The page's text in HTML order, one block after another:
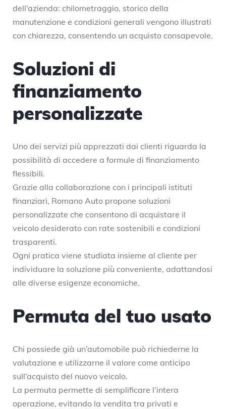
dell’azienda: chilometraggio, storico della
manutenzione e condizioni generali vengono illustrati
con chiarezza, consentendo un acquisto consapevole.
Soluzioni di
finanziamento
personalizzate
Uno dei servizi più apprezzati dai clienti riguarda la
possibilità di accedere a formule di finanziamento
flessibili.
Grazie alla collaborazione con i principali istituti
finanziari, Romano Auto propone soluzioni
personalizzate che consentono di acquistare il
veicolo desiderato con rate sostenibili e condizioni
trasparenti.
Ogni pratica viene studiata insieme al cliente per
individuare la soluzione più conveniente, adattandosi
alle diverse esigenze economiche.
Permuta del tuo usato
Chi possiede già un’automobile può richiederne la
valutazione e utilizzarne il valore come anticipo
sull’acquisto del nuovo veicolo.
La permuta permette di semplificare l’intera
operazione, evitando la vendita tra privati e